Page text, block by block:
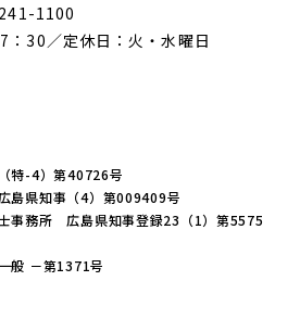
1100
：30／定休日：火・水曜日
特-4）第40726号
島県知事（4）第009409号
事務所 広島県知事登録23（1）第5575
般 －第1371号